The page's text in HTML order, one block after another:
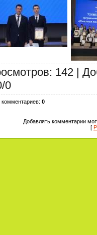
: 142 |
/0
комментариев: 0
Добавлять комментарии
[